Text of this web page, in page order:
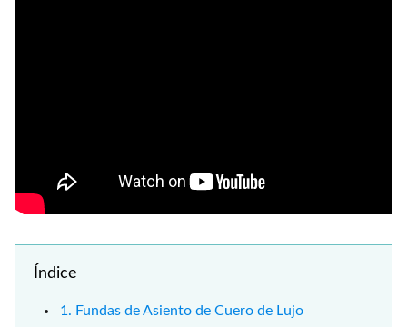
Índice
1. Fundas de Asiento de Cuero de Lujo